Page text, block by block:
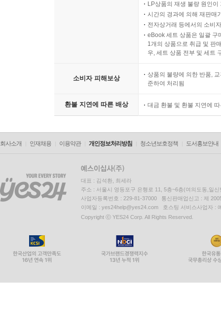
LP상품의 재생 불량 원인
시간의 경과에 의해 재판매
전자상거래 등에서의 소비
eBook 세트 상품은 일괄 구
1개의 상품으로 취급 및 판
우, 세트 상품 전부 및 세트
소비자 피해보상
상품의 불량에 의한 반품,
준하여 처리됨
환불 지연에 따른 배상 대금 환불 및 환불 지연에
회사소개 인재채용 이용약관 개인정보처리방침 청소년보호정책 도서홍보안내
대표 : 김석환, 최세라
주소 : 서울시 영등포구 은행로 11, 5층~6층(여의도동,일신
사업자등록번호 : 229-81-37000 통신판매업신고 : 제
이메일 : yes24help@yes24.com 호스팅 서비스사업자 :
Copyright ⓒ YES24 Corp. All Rights Reserved.